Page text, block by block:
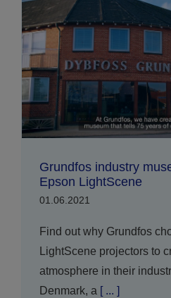
Grundfos industry
Epson LightScene
01.06.2021
Find out why Grundfos
LightScene projectors to
atmosphere in their
Denmark, a [ ... ]